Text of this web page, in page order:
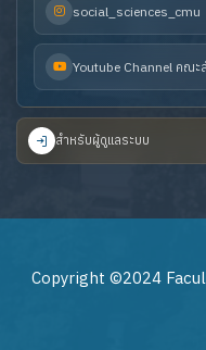
social_sciences_cmu
Youtube Channel คณะ
สำหรับผู้ดูแลระบบ
Copyright ©2024